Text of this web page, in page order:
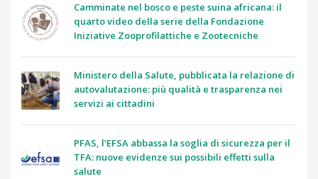
Camminate nel bosco e peste suina africana: il
quarto video della serie della Fondazione
Iniziative Zooprofilattiche e Zootecniche
Ministero della Salute, pubblicata la relazione di
autovalutazione: più qualità e trasparenza nei
servizi ai cittadini
PFAS, l’EFSA abbassa la soglia di sicurezza per il
TFA: nuove evidenze sui possibili effetti sulla
salute